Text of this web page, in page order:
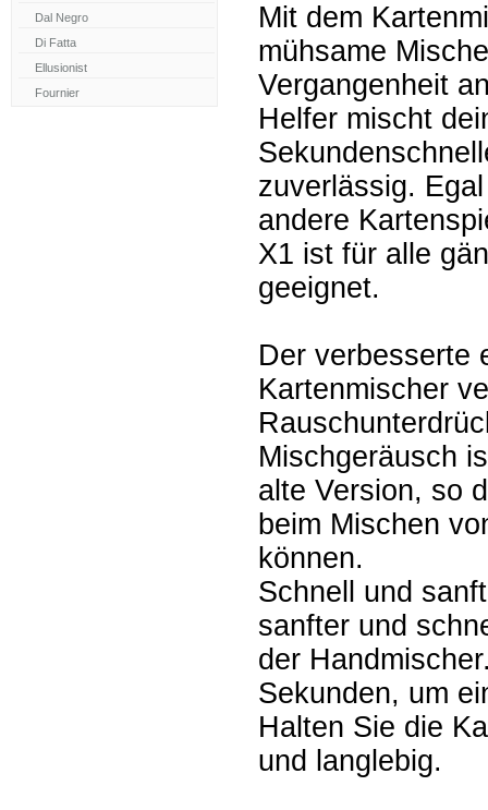
Mit dem
mühsame
Vergangenheit
Helfer mischt
zuverlässig.
andere
X1 ist für alle
geeignet.
Der verbesserte
Kartenmischer
Mischgeräusch
alte Version, so
beim Mischen
können.
Schnell und
sanfter und
der
Sekunden, um
Halten Sie die
und langlebig.